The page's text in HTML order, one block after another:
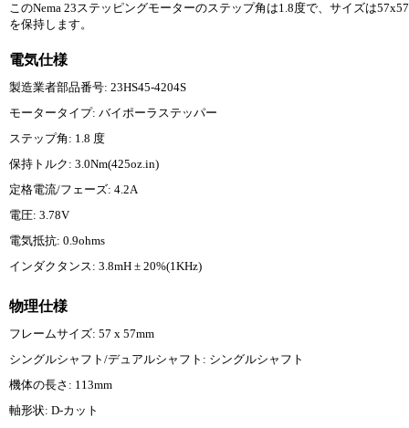
このNema 23ステッピングモーターのステップ角は1.8度で、サイズは
を保持します。
電気仕様
製造業者部品番号: 23HS45-4204S
モータータイプ: バイポーラステッパー
ステップ角: 1.8 度
保持トルク: 3.0Nm(425oz.in)
定格電流/フェーズ: 4.2A
電圧: 3.78V
電気抵抗: 0.9ohms
インダクタンス: 3.8mH ± 20%(1KHz)
物理仕様
フレームサイズ: 57 x 57mm
シングルシャフト/デュアルシャフト: シングルシャフト
機体の長さ: 113mm
軸形状: D-カット